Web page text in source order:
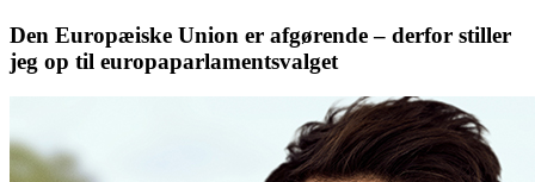
Den Europæiske Union er afgørende – derfor stiller
jeg op til europaparlamentsvalget